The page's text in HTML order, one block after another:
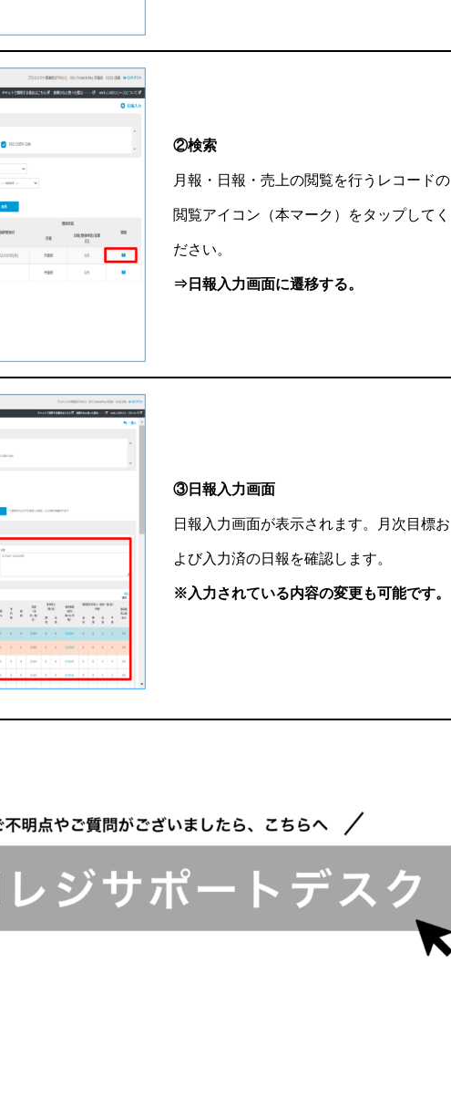
②検索
月報・日報・売上の閲覧を行うレコードの
閲覧アイコン（本マーク）をタップしてく
ださい。
⇒日報入力画面に遷移する。
③日報入力画面
日報入力画面が表示されます。月次目標お
よび入力済の日報を確認します。
※入力されている内容の変更も可能です。